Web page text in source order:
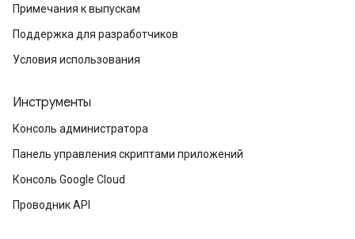
Примечания к выпускам
Поддержка для разработчиков
Условия использования
Инструменты
Консоль администратора
Панель управления скриптами приложений
Консоль Google Cloud
Проводник API